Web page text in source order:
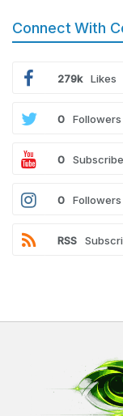
Connect With
279k Likes
0 Followers
0
0 Followers
RSS